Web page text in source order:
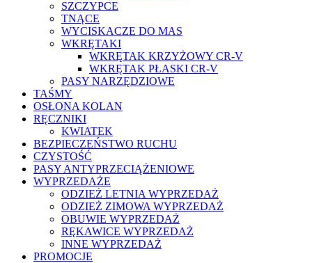
SZCZYPCE
TNĄCE
WYCISKACZE DO MAS
WKRĘTAKI
WKRĘTAK KRZYŻOWY CR-V
WKRĘTAK PŁASKI CR-V
PASY NARZĘDZIOWE
TAŚMY
OSŁONA KOLAN
RĘCZNIKI
KWIATEK
BEZPIECZEŃSTWO RUCHU
CZYSTOŚĆ
PASY ANTYPRZECIĄŻENIOWE
WYPRZEDAŻE
ODZIEŻ LETNIA WYPRZEDAŻ
ODZIEŻ ZIMOWA WYPRZEDAŻ
OBUWIE WYPRZEDAŻ
RĘKAWICE WYPRZEDAŻ
INNE WYPRZEDAŻ
PROMOCJE